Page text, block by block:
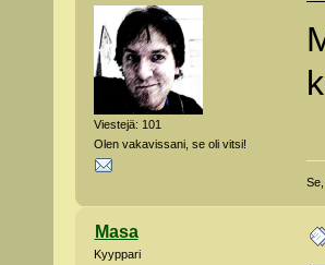
Viestejä: 101
Olen vakavissani, se oli vitsi!
Masa
Kyyppari